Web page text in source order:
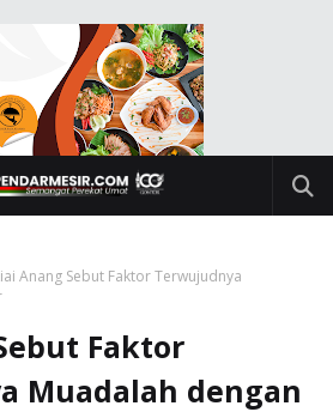
Anang Sebut Faktor Terwujudnya
Faktor
Muadalah dengan